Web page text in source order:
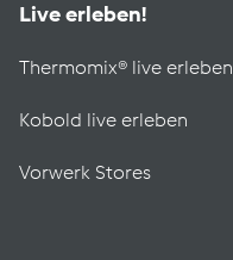
Live erleben!
Thermomix® live erleben
Kobold live erleben
Vorwerk Stores